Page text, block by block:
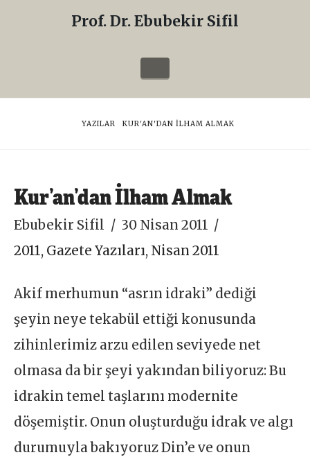
Sifil
Prof. Dr. Ebubekir Sifil
Navigation
HOME
YAZILAR KUR'AN'DAN İLHAM ALMAK
Kur’an’dan İlham Almak
Ebubekir Sifil
30 Nisan 2011
2011, Gazete Yazıları, Nisan 2011
Akif merhumun “asrın idraki” dediği
şeyin neye tekabül ettiği konusunda
zihinlerimiz arzu edilen seviyede net
olmasa da bir şeyi yakından biliyoruz: Bu
idrakin temel taşlarını modernite
döşemiştir. Onun oluşturduğu idrak ve algı
durumuyla bakıyoruz Din’e ve onun